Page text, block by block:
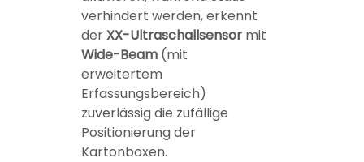
verhindert werden, erkennt
derXX-Ultraschallsensor mit
Wide-Beam (mit
erweitertem
Erfassungsbereich)
zuverlässig die zufällige
Positionierung der
Kartonboxen.